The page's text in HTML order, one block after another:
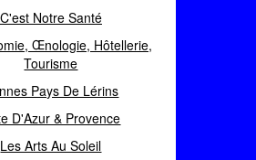
C'est Notre Santé
Œnologie, Hôtellerie,
Tourisme
Pays De Lérins
D'Azur & Provence
Les Arts Au Soleil